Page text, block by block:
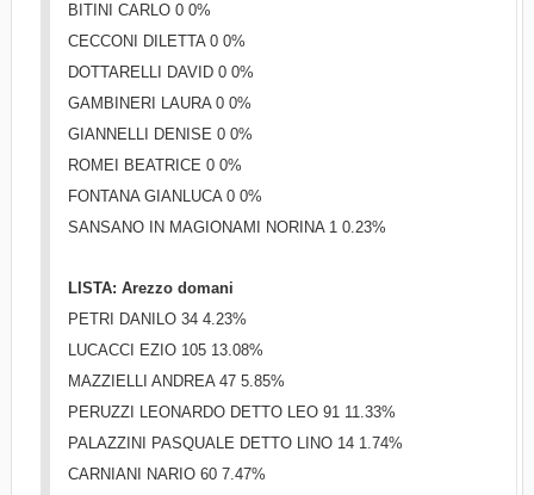
BITINI CARLO 0 0%
CECCONI DILETTA 0 0%
DOTTARELLI DAVID 0 0%
GAMBINERI LAURA 0 0%
GIANNELLI DENISE 0 0%
ROMEI BEATRICE 0 0%
FONTANA GIANLUCA 0 0%
SANSANO IN MAGIONAMI NORINA 1 0.23%
LISTA: Arezzo domani
PETRI DANILO 34 4.23%
LUCACCI EZIO 105 13.08%
MAZZIELLI ANDREA 47 5.85%
PERUZZI LEONARDO DETTO LEO 91 11.33%
PALAZZINI PASQUALE DETTO LINO 14 1.74%
CARNIANI NARIO 60 7.47%